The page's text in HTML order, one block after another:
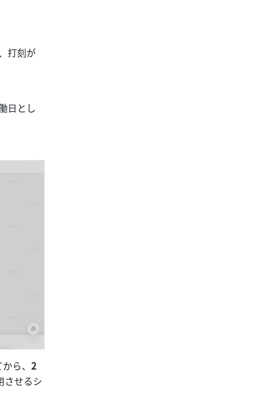
打刻が
日とし
ら、 2
させるシ